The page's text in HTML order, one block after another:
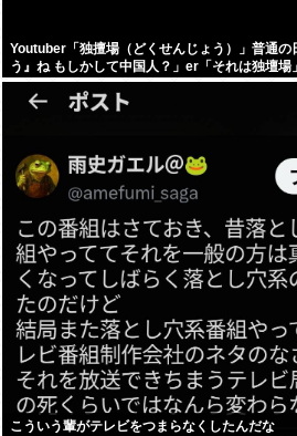
Youtuber「独擅場（どくせんじょう）」普通の
う』ね もしかして中国人？」er「それは独壇場」
こういう輩がテレビをつまらなくしたんだな